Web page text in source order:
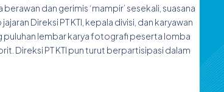
dan gerimis ‘mampir’ sesekali, suasana
Direksi PT KTI, kepala divisi, dan karyawan
puluhan lembar karya fotografi peserta lomba
Direksi PT KTI pun turut berpartisipasi dalam